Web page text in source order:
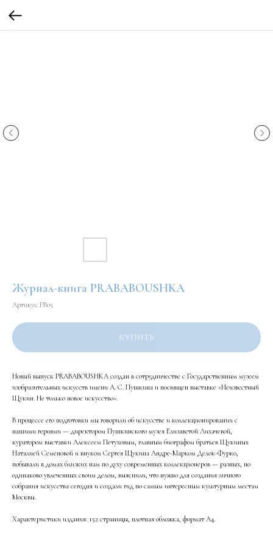
Журнал-книга PRABABOUSHKA
Артикул: PB05
КУПИТЬ
Новый выпуск PRABABOUSHKA создан в сотрудничестве с Государственным музеем
изобразительных искусств имени А. С. Пушкина и посвящен выставке «Неизвестный
Щукин. Не только новое искусство».
В процессе его подготовки мы говорили об искусстве и коллекционировании с
нашими героями — директором Пушкинского музея Елизаветой Лихачевой,
куратором выставки Алексеем Петуховым, главным биографом братьев Щукиных
Наталией Семеновой и внуком Сергея Щукина Андре-Марком Делок-Фурко,
побывали в домах близких нам по духу современных коллекционеров — разных, но
одинаково увлеченных своим делом, выяснили, что нужно для создания личного
собрания искусства сегодня и создали гид по самым интересным культурным местам
Москвы.
Характеристики издания: 152 страницы, плотная обложка, формат А4.